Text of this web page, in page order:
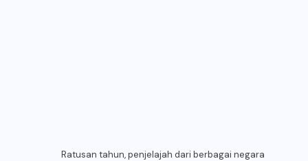
Ratusan tahun, penjelajah dari berbagai negara